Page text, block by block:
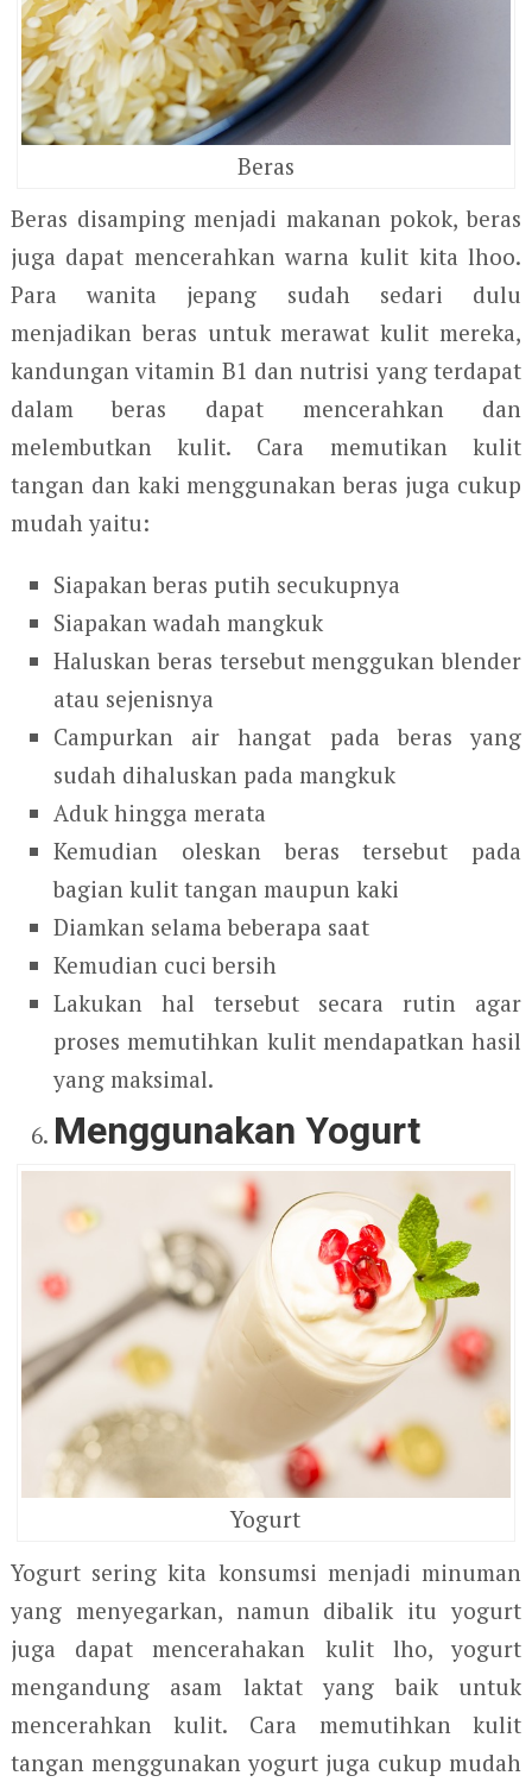
Beras
Beras disamping menjadi makanan pokok, beras
juga dapat mencerahkan warna kulit kita lhoo.
Para wanita jepang sudah sedari dulu
menjadikan beras untuk merawat kulit mereka,
kandungan vitamin B1 dan nutrisi yang terdapat
dalam beras dapat mencerahkan dan
melembutkan kulit. Cara memutikan kulit
tangan dan kaki menggunakan beras juga cukup
mudah yaitu:
Siapakan beras putih secukupnya
Siapakan wadah mangkuk
Haluskan beras tersebut menggukan blender
atau sejenisnya
Campurkan air hangat pada beras yang
sudah dihaluskan pada mangkuk
Aduk hingga merata
Kemudian oleskan beras tersebut pada
bagian kulit tangan maupun kaki
Diamkan selama beberapa saat
Kemudian cuci bersih
Lakukan hal tersebut secara rutin agar
proses memutihkan kulit mendapatkan hasil
yang maksimal.
Menggunakan Yogurt
Yogurt
Yogurt sering kita konsumsi menjadi minuman
yang menyegarkan, namun dibalik itu yogurt
juga dapat mencerahakan kulit lho, yogurt
mengandung asam laktat yang baik untuk
mencerahkan kulit. Cara memutihkan kulit
tangan menggunakan yogurt juga cukup mudah